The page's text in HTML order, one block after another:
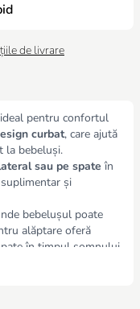
de livrare
pentru confortul
curbat, care ajută
la bebeluși.
sau pe spate în
și
bebelușul poate
alăptare oferă
în timpul somnului